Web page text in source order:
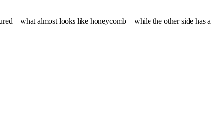
– what almost looks like honeycomb – while the other side has a